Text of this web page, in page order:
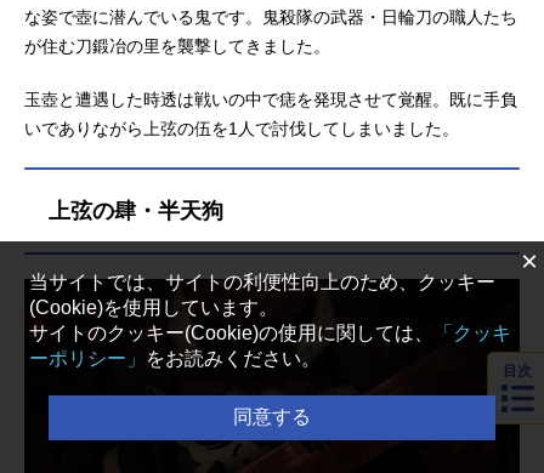
な姿で壺に潜んでいる鬼です。鬼殺隊の武器・日輪刀の職人たち
が住む刀鍛冶の里を襲撃してきました。
玉壺と遭遇した時透は戦いの中で痣を発現させて覚醒。既に手負
いでありながら上弦の伍を1人で討伐してしまいました。
上弦の肆・半天狗
目次
×
当サイトでは、サイトの利便性向上のため、クッキー
(Cookie)を使用しています。
サイトのクッキー(Cookie)の使用に関しては、
「クッキ
ーポリシー」
をお読みください。
同意する